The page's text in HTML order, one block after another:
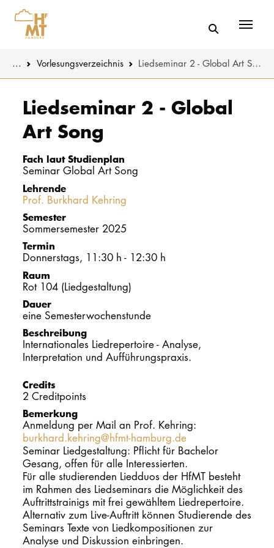
You are here:
... Vorlesungs­verzeichnis Liedseminar 2 - Global Art Song
Liedseminar 2 - Global
Art Song
Fach laut Studienplan
Seminar Global Art Song
Lehrende
Prof. Burkhard Kehring
Semester
Sommersemester 2025
Termin
Donnerstags, 11:30 h - 12:30 h
Raum
Rot 104 (Liedgestaltung)
Dauer
eine Semesterwochenstunde
Beschreibung
Internationales Liedrepertoire - Analyse,
Interpretation und Aufführungspraxis.
Credits
2 Creditpoints
Bemerkung
Anmeldung per Mail an Prof. Kehring:
burkhard.kehring@hfmt-hamburg.de
Seminar Liedgestaltung: Pflicht für Bachelor
Gesang, offen für alle Interessierten.
Für alle studierenden Liedduos der HfMT besteht
im Rahmen des Liedseminars die Möglichkeit des
Auftrittstrainigs mit frei gewähltem Liedrepertoire.
Alternativ zum Live-Auftritt können Studierende des
Seminars Texte von Liedkompositionen zur
Analyse und Diskussion einbringen.
MUSIK